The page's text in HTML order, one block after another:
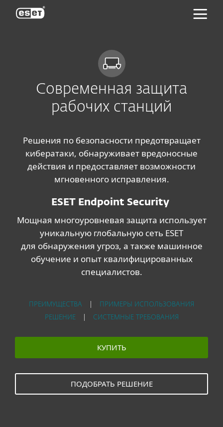
Современная защита
рабочих станций
Решения по безопасности предотвращает
кибератаки, обнаруживает вредоносные
действия и предоставляет возможности
мгновенного исправления.
ESET Endpoint Security
Мощная многоуровневая защита использует
уникальную глобальную сеть ESET
для обнаружения угроз, а также машинное
обучение и опыт квалифицированных
специалистов.
ПРЕИМУЩЕСТВА
ПРИМЕРЫ ИСПОЛЬЗОВАНИЯ
РЕШЕНИЕ| СИСТЕМНЫЕ ТРЕБОВАНИЯ
КУПИТЬ
ПОДОБРАТЬ РЕШЕНИЕ
ESET